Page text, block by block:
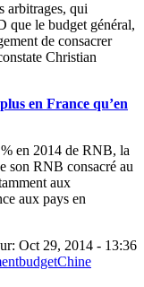
arbitrages, qui
que le budget général,
de consacrer
Christian
en France qu’en
en 2014 de RNB, la
son RNB consacré au
aux
aux pays en
Oct 29, 2014 - 13:36
budgetChine